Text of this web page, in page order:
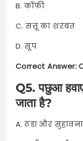
B. कॉफी
C. सत्तू का शरबत
D. सूप
Correct Answer:
Q5. पछुआ
जाता है?
A. ठंडा और सुहावना